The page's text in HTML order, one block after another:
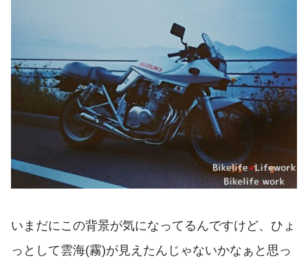
いまだにこの背景が気になってるんですけど、ひょ
っとして雲海(霧)が見えたんじゃないかなぁと思っ